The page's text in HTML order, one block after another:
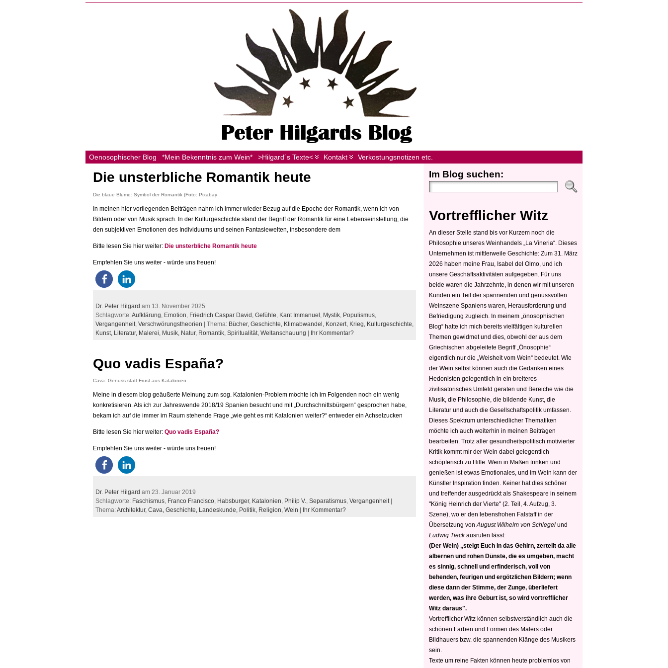
Oenosophischer Blog *Mein Bekenntnis zum Wein* >Hilgard´s Texte< Kontakt Verkostungsnotizen etc.
Die unsterbliche Romantik heute
Die blaue Blume: Symbol der Romantik (Foto: Pixabay
In meinen hier vorliegenden Beiträgen nahm ich immer wieder Bezug auf die Epoche der Romantik, wenn ich von
Bildern oder von Musik sprach. In der Kulturgeschichte stand der Begriff der Romantik für eine Lebenseinstellung, die
den subjektiven Emotionen des Individuums und seinen Fantasiewelten, insbesondere dem
Bitte lesen Sie hier weiter: Die unsterbliche Romantik heute
Empfehlen Sie uns weiter - würde uns freuen!
Dr. Peter Hilgard am 13. November 2025
Schlagworte:Aufklärung Emotion Friedrich Caspar David Gefühle Kant Immanuel Mystik Populismus
Vergangenheit Verschwörungstheorien | Thema: Bücher, Geschichte, Klimabwandel, Konzert, Krieg, Kulturgeschichte,
Kunst, Literatur, Malerei, Musik, Natur, Romantik, Spiritualität, Weltanschauung | Ihr Kommentar?
Quo vadis España?
Cava: Genuss statt Frust aus Katalonien.
Meine in diesem blog geäußerte Meinung zum sog. Katalonien-Problem möchte ich im Folgenden noch ein wenig
konkretisieren. Als ich zur Jahreswende 2018/19 Spanien besucht und mit „Durchschnittsbürgern“ gesprochen habe,
bekam ich auf die immer im Raum stehende Frage „wie geht es mit Katalonien weiter?“ entweder ein Achselzucken
Bitte lesen Sie hier weiter: Quo vadis España?
Empfehlen Sie uns weiter - würde uns freuen!
Dr. Peter Hilgard am 23. Januar 2019
Schlagworte: Faschismus, Franco Francisco, Habsburger, Katalonien, Philip V., Separatismus, Vergangenheit|
Thema:Architektur, Cava, Geschichte, Landeskunde, Politik, Religion, Wein Ihr Kommentar?
Im Blog suchen:
Vortrefflicher Witz
An dieser Stelle stand bis vor Kurzem noch die
Philosophie unseres Weinhandels „La Vineria“. Dieses
Unternehmen ist mittlerweile Geschichte: Zum 31. März
2026 haben meine Frau, Isabel del Olmo, und ich
unsere Geschäftsaktivitäten aufgegeben. Für uns
beide waren die Jahrzehnte, in denen wir mit unseren
Kunden ein Teil der spannenden und genussvollen
Weinszene Spaniens waren, Herausforderung und
Befriedigung zugleich. In meinem „önosophischen
Blog“ hatte ich mich bereits vielfältigen kulturellen
Themen gewidmet und dies, obwohl der aus dem
Griechischen abgeleitete Begriff „Önosophie“
eigentlich nur die „Weisheit vom Wein“ bedeutet. Wie
der Wein selbst können auch die Gedanken eines
Hedonisten gelegentlich in ein breiteres
zivilisatorisches Umfeld geraten und Bereiche wie die
Musik, die Philosophie, die bildende Kunst, die
Literatur und auch die Gesellschaftspolitik umfassen.
Dieses Spektrum unterschiedlicher Thematiken
möchte ich auch weiterhin in meinen Beiträgen
bearbeiten. Trotz aller gesundheitspolitisch motivierter
Kritik kommt mir der Wein dabei gelegentlich
schöpferisch zu Hilfe. Wein in Maßen trinken und
genießen ist etwas Emotionales, und im Wein kann der
Künstler Inspiration finden. Keiner hat dies schöner
und treffender ausgedrückt als Shakespeare in seinem
"König Heinrich der Vierte" (2. Teil, 4. Aufzug, 3.
Szene), wo er den lebensfrohen Falstaff in der
Übersetzung von August Wilhelm von Schlegel und
Ludwig Tieckausrufen lässt:
(Der Wein) „steigt Euch in das Gehirn, zerteilt da alle
albernen und rohen Dünste, die es umgeben, macht
es sinnig, schnell und erfinderisch, voll von
behenden, feurigen und ergötzlichen Bildern; wenn
diese dann der Stimme, der Zunge, überliefert
werden, was ihre Geburt ist, so wird vortrefflicher
Witz daraus".
Vortrefflicher Witz können selbstverständlich auch die
schönen Farben und Formen des Malers oder
Bildhauers bzw. die spannenden Klänge des Musikers
sein.
Texte um reine Fakten können heute problemlos von